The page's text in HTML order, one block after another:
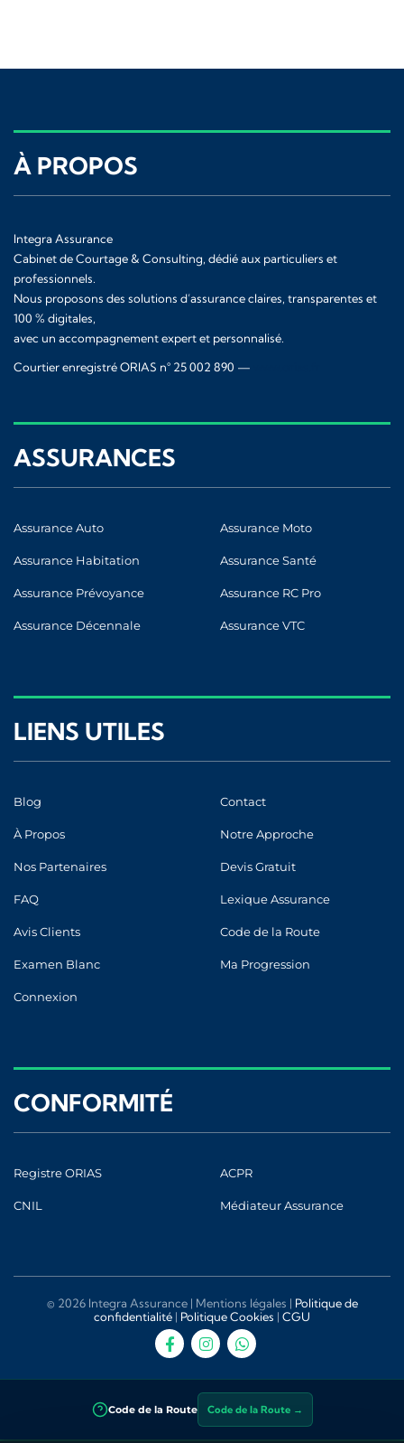
À PROPOS
Integra Assurance
Cabinet de Courtage & Consulting, dédié aux particuliers et
professionnels.
Nous proposons des solutions d’assurance claires, transparentes et
100 % digitales,
avec un accompagnement expert et personnalisé.
Courtier enregistré ORIAS n° 25 002 890 —
ASSURANCES
Assurance Auto Assurance Moto
Assurance Habitation Assurance Santé
Assurance Prévoyance Assurance RC Pro
Assurance Décennale Assurance VTC
LIENS UTILES
Blog Contact
À Propos Notre Approche
Nos Partenaires Devis Gratuit
FAQ Lexique Assurance
Avis Clients Code de la Route
Examen Blanc Ma Progression
Connexion
CONFORMITÉ
Registre ORIAS ACPR
CNIL Médiateur Assurance
© 2026 Integra Assurance | Mentions légales | Politique de
confidentialité | Politique Cookies | CGU
Code de la Route Code de la Route →